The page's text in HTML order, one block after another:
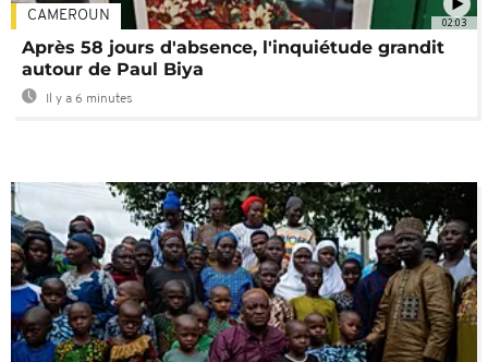
02:03
CAMEROUN
Après 58 jours d'absence, l'inquiétude grandit
autour de Paul Biya
Il y a 6 minutes